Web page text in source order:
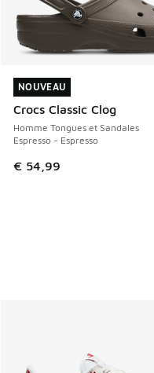
NOUVEAU
Crocs Classic Clog
Homme Tongues et Sandales
Espresso - Espresso
€ 54,99
NOUVEAU